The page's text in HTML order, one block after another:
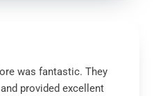
was fantastic. They
provided excellent